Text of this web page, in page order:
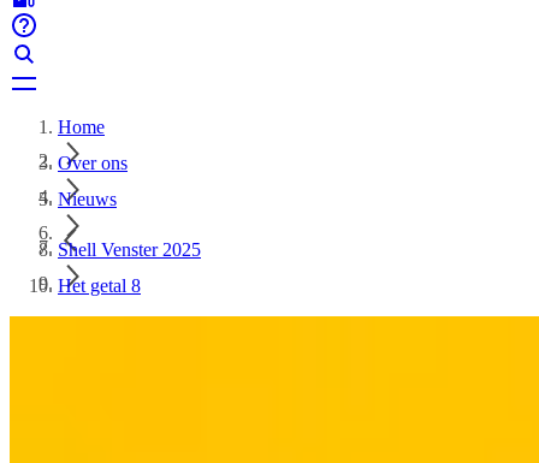
Home
Over ons
Nieuws
Shell Venster 2025
Het getal 8